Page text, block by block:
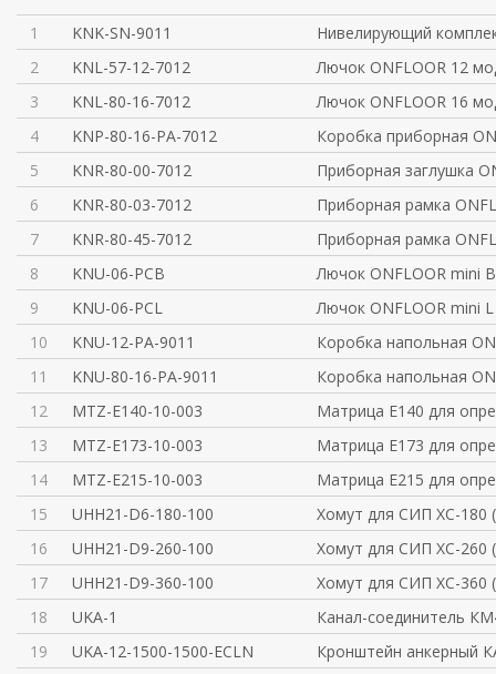
1 KNK-SN-9011
Нивелирующий
2
KNL-57-12-7012
Лючок ONFLOOR 12
3
KNL-80-16-7012
Лючок ONFLOOR 16
4
KNP-80-16-PA-7012
Коробка приборная
5
KNR-80-00-7012
Приборная заглушка
6
KNR-80-03-7012
Приборная рамка
7
KNR-80-45-7012
Приборная рамка
8
KNU-06-PCB
Лючок ONFLOOR mini B
9
KNU-06-PCL
Лючок ONFLOOR mini L
10
KNU-12-PA-9011
Коробка напольная
11
KNU-80-16-PA-9011
Коробка напольная
12
MTZ-E140-10-003
Матрица E140 для
13
MTZ-E173-10-003
Матрица E173 для
14
MTZ-E215-10-003
Матрица E215 для
15
UHH21-D6-180-100
Хомут для СИП ХС-180
16
UHH21-D9-260-100
Хомут для СИП ХС-260
17
UHH21-D9-360-100
Хомут для СИП ХС-360
18
UKA-1
Канал-соединитель
19
UKA-12-1500-1500-ECLN
Кронштейн анкерный